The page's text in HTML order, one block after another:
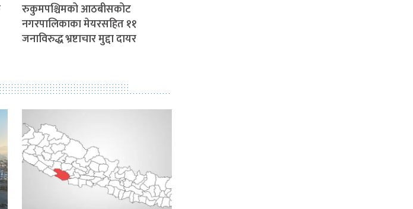
रुकुमपश्चिमको आठबीसकोट
नगरपालिकाका मेयरसहित ११
जनाविरुद्ध भ्रष्टाचार मुद्दा दायर